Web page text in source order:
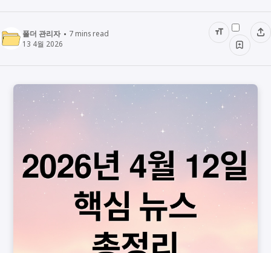
폴더 관리자 7mins read
13 4월 2026